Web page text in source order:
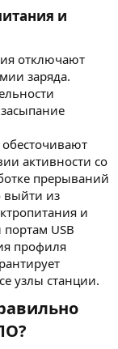
и
отключают
заряда.
активности со
прерываний
выйти из
и
портам USB
профиля
узлы станции.